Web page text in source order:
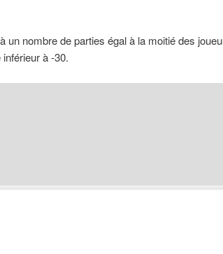
nombre de parties égal à la moitié des
à -30.